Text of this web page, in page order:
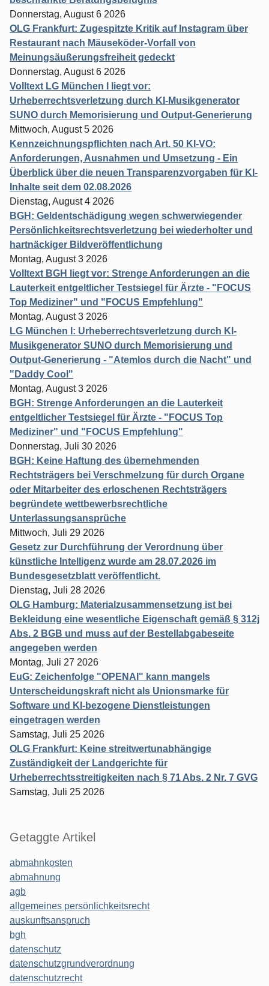
Donnerstag, August 6 2026
OLG Frankfurt: Zugespitzte Kritik auf Instagram über
Restaurant nach Mäuseköder-Vorfall von
Meinungsäußerungsfreiheit gedeckt
Donnerstag, August 6 2026
Volltext LG München I liegt vor:
Urheberrechtsverletzung durch KI-Musikgenerator
SUNO durch Memorisierung und Output-Generierung
Mittwoch, August 5 2026
Kennzeichnungspflichten nach Art. 50 KI-VO:
Anforderungen, Ausnahmen und Umsetzung - Ein
Überblick über die neuen Transparenzvorgaben für KI-
Inhalte seit dem 02.08.2026
Dienstag, August 4 2026
BGH: Geldentschädigung wegen schwerwiegender
Persönlichkeitsrechtsverletzung bei wiederholter und
hartnäckiger Bildveröffentlichung
Montag, August 3 2026
Volltext BGH liegt vor: Strenge Anforderungen an die
Lauterkeit entgeltlicher Testsiegel für Ärzte - "FOCUS
Top Mediziner" und "FOCUS Empfehlung"
Montag, August 3 2026
LG München I: Urheberrechtsverletzung durch KI-
Musikgenerator SUNO durch Memorisierung und
Output-Generierung - "Atemlos durch die Nacht" und
"Daddy Cool"
Montag, August 3 2026
BGH: Strenge Anforderungen an die Lauterkeit
entgeltlicher Testsiegel für Ärzte - "FOCUS Top
Mediziner" und "FOCUS Empfehlung"
Donnerstag, Juli 30 2026
BGH: Keine Haftung des übernehmenden
Rechtsträgers bei Verschmelzung für durch Organe
oder Mitarbeiter des erloschenen Rechtsträgers
begründete wettbewerbsrechtliche
Unterlassungsansprüche
Mittwoch, Juli 29 2026
Gesetz zur Durchführung der Verordnung über
künstliche Intelligenz wurde am 28.07.2026 im
Bundesgesetzblatt veröffentlicht.
Dienstag, Juli 28 2026
OLG Hamburg: Materialzusammensetzung ist bei
Bekleidung eine wesentliche Eigenschaft gemäß § 312j
Abs. 2 BGB und muss auf der Bestellabgabeseite
angegeben werden
Montag, Juli 27 2026
EuG: Zeichenfolge "OPENAI" kann mangels
Unterscheidungskraft nicht als Unionsmarke für
Software und KI-bezogene Dienstleistungen
eingetragen werden
Samstag, Juli 25 2026
OLG Frankfurt: Keine streitwertunabhängige
Zuständigkeit der Landgerichte für
Urheberrechtsstreitigkeiten nach § 71 Abs. 2 Nr. 7 GVG
Samstag, Juli 25 2026
Getaggte Artikel
abmahnkosten
abmahnung
agb
allgemeines persönlichkeitsrecht
auskunftsanspruch
bgh
datenschutz
datenschutzgrundverordnung
datenschutzrecht